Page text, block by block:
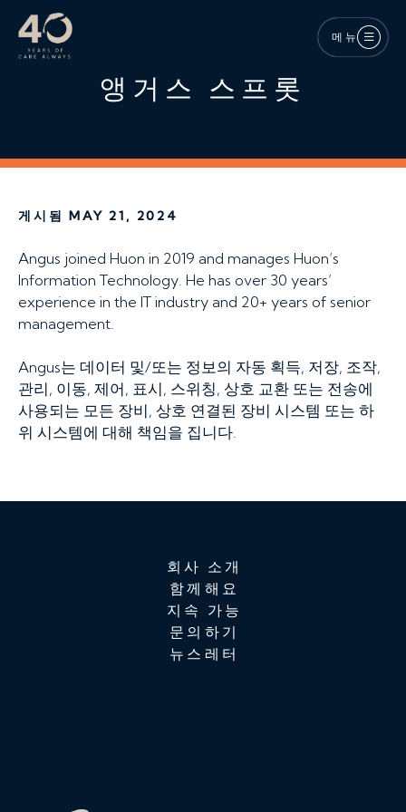
메인 콘텐츠로 건너뛰기
메뉴
앵거스 스프롯
게시됨 MAY 21, 2024
Angus joined Huon in 2019 and manages Huon’s
Information Technology. He has over 30 years’
experience in the IT industry and 20+ years of senior
management.
Angus는 데이터 및/또는 정보의 자동 획득, 저장, 조작,
관리, 이동, 제어, 표시, 스위칭, 상호 교환 또는 전송에
사용되는 모든 장비, 상호 연결된 장비 시스템 또는 하
위 시스템에 대해 책임을 집니다.
회사 소개
함께해요
지속 가능
문의하기
뉴스레터